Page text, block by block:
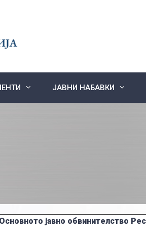
ЈАВНИ НАБАВКИ
јавно обвинителство